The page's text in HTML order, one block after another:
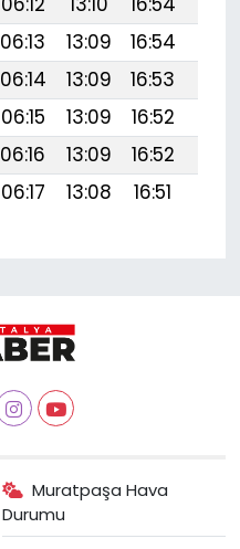
06:13 13:09 16:54
06:14 13:09 16:53
06:15 13:09 16:52
06:16 13:09 16:52
06:17 13:08 16:51
Muratpaşa Hava
Durumu